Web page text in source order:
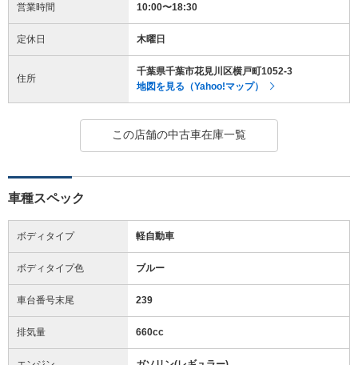
営業時間 10:00〜18:30
定休日 木曜日
住所
千葉県千葉市花見川区横戸町1052-3
地図を見る（Yahoo!マップ）
この店舗の中古車在庫一覧
車種スペック
ボディタイプ 軽自動車
ボディタイプ色 ブルー
車台番号末尾 239
排気量 660cc